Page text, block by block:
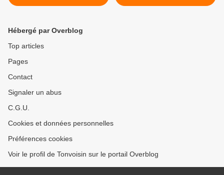
Hébergé par Overblog
Top articles
Pages
Contact
Signaler un abus
C.G.U.
Cookies et données personnelles
Préférences cookies
Voir le profil de Tonvoisin sur le portail Overblog